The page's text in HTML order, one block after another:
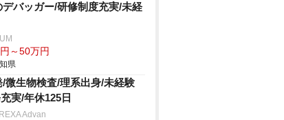
デバッガー/研修制度充実/未経
～50万円
県
微生物検査/理系出身/未経験
実/年休125日
Advan